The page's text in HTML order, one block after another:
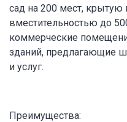
сад на 200 мест,
вместительностью до
коммерческие
зданий, предлагающие
и услуг.
Преимущества: